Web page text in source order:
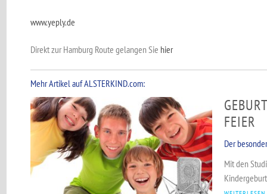
www.yeply.de
Direkt zur Hamburg Route gelangen Sie hier
Mehr Artikel auf ALSTERKIND.com:
FEIER
Der
Mit den